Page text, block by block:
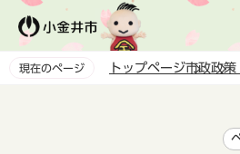
ペ
現在のページ トップページ市政政策